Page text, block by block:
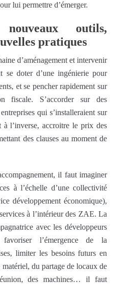
lui permettre d’émerger.
outils,
pratiques
d’aménagement et intervenir
doter d’une ingénierie pour
et se pencher rapidement sur
fiscale. S’accorder sur des
qui s’installeraient sur
à l’inverse, accroitre le prix des
des clauses au moment de
il faut imaginer
à l’échelle d’une collectivité
développement économique),
à l’intérieur des ZAE. La
avec les développeurs
l’émergence de la
limiter les besoins futurs en
matériel, du partage de locaux de
des machines… il faut